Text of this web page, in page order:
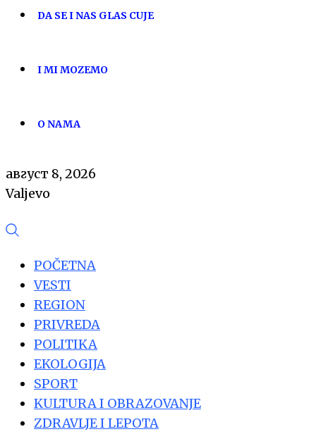
DA SE I NAS GLAS CUJE
I MI MOZEMO
O NAMA
август 8, 2026
Valjevo
POČETNA
VESTI
REGION
PRIVREDA
POLITIKA
EKOLOGIJA
SPORT
KULTURA I OBRAZOVANJE
ZDRAVLJE I LEPOTA